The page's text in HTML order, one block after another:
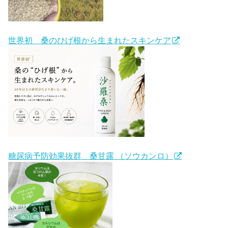
世界初 桑のひげ根から生まれたスキンケア
糖尿病予防効果抜群 桑甘露 （ソウカンロ）